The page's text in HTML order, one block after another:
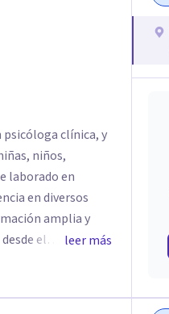
de ACIEP.
en la línea de un
me ha llevado a
Communitas en
como
México, adscrito a
psicóloga clínica, y
niños,
laborado en
en diversos
amplia y
el
socia fundadora
graduada del
línea Aquí Estoy
leer más